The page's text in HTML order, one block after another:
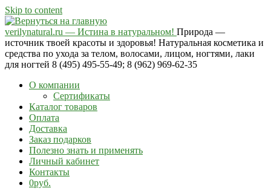
Skip to content
verilynatural.ru — Истина в натуральном! Природа —
источник твоей красоты и здоровья! Натуральная косметика и
средства по ухода за телом, волосами, лицом, ногтями, лаки
для ногтей 8 (495) 495-55-49; 8 (962) 969-62-35
О компании
Сертификаты
Каталог товаров
Оплата
Доставка
Заказ подарков
Полезно знать и применять
Личный кабинет
Контакты
0руб.